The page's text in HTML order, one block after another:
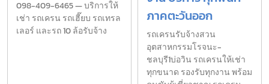
098-409-6465 — บริการให้
เช่า รถเครน รถเฮี๊ยบ รถเทรล
เลอร์ และรถ 10 ล้อรับจ้าง
ภาคตะวันออก
รถเครนรับจ้างสวน
อุตสาหกรรมโรจนะ-
ชลบุรี1บ่อวิน รถเครนให้เช่า
ทุกขนาด รองรับทุกงาน พร้อม